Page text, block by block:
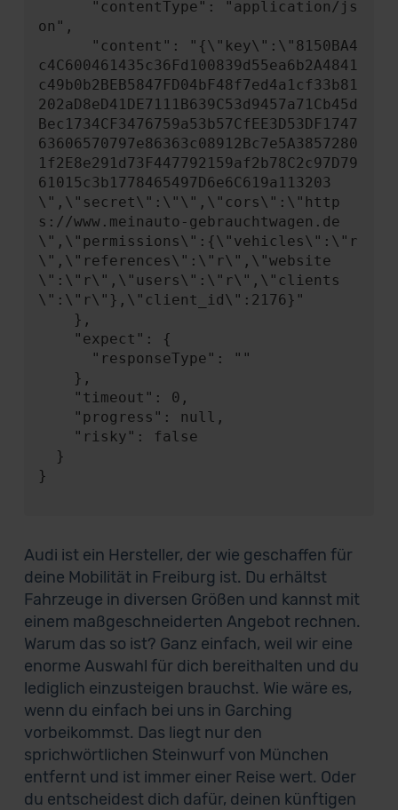
on",
c4C600461435c36Fd100839d55ea6b2A4841
c49b0b2BEB5847FD04bF48f7ed4a1cf33b81
202aD8eD41DE7111B639C53d9457a71Cb45d
Bec1734CF3476759a53b57CfEE3D53DF1747
63606570797e86363c08912Bc7e5A3857280
1f2E8e291d73F447792159af2b78C2c97D79
61015c3b1778465497D6e6C619a113203
\",\"secret\":\"\",\"cors\":\"http
s://www.meinauto-gebrauchtwagen.de
\",\"permissions\":{\"vehicles\":\"r
\",\"references\":\"r\",\"website
\":\"r\",\"users\":\"r\",\"clients
\":\"r\"},\"client_id\":2176}"
}
Audi ist ein Hersteller, der wie geschaffen für
deine Mobilität in Freiburg ist. Du erhältst
Fahrzeuge in diversen Größen und kannst mit
einem maßgeschneiderten Angebot rechnen.
Warum das so ist? Ganz einfach, weil wir eine
enorme Auswahl für dich bereithalten und du
lediglich einzusteigen brauchst. Wie wäre es,
wenn du einfach bei uns in Garching
vorbeikommst. Das liegt nur den
sprichwörtlichen Steinwurf von München
entfernt und ist immer einer Reise wert. Oder
du entscheidest dich dafür, deinen künftigen